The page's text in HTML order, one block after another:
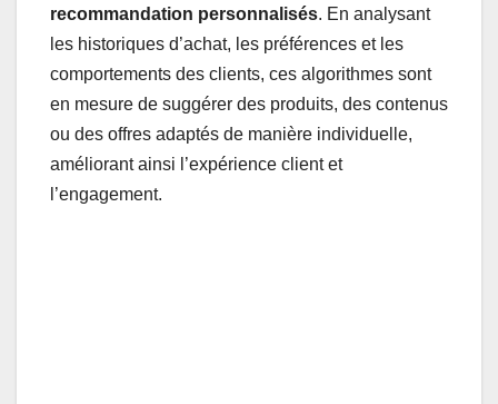
recommandation personnalisés. En analysant
les historiques d’achat, les préférences et les
comportements des clients, ces algorithmes sont
en mesure de suggérer des produits, des contenus
ou des offres adaptés de manière individuelle,
améliorant ainsi l’expérience client et
l’engagement.